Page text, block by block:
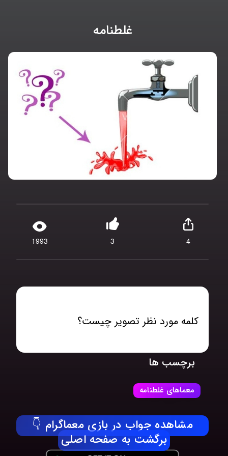
غلطنامه
1993 3 4
کلمه مورد نظر تصویر چیست؟
برچسب ها
معماهای غلطنامه
مشاهده جواب در بازی معماگرام 👇
برگشت به صفحه اصلی